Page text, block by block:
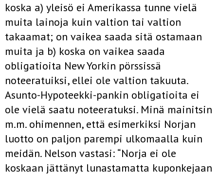
koska a) yleisö ei Amerikassa tunne vielä
muita lainoja kuin valtion tai valtion
takaamat; on vaikea saada sitä ostamaan
muita ja b) koska on vaikea saada
obligatioita New Yorkin pörssissä
noteeratuiksi, ellei ole valtion takuuta.
Asunto-Hypoteekki-pankin obligatioita ei
ole vielä saatu noteeratuksi. Minä mainitsin
m.m. ohimennen, että esimerkiksi Norjan
luotto on paljon parempi ulkomaalla kuin
meidän. Nelson vastasi: “Norja ei ole
koskaan jättänyt lunastamatta kuponkejaan